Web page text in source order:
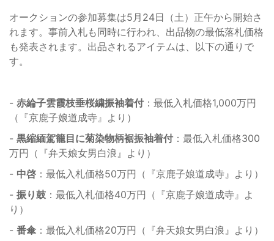
オークションの参加募集は5月24日（土）正午から開始さ
れます。事前入札も同時に行われ、出品物の最低落札価格
も発表されます。出品されるアイテムは、以下の通りで
す。
- 赤綸子雲霞枝垂桜繍振袖着付：最低入札価格1,000万円
（『京鹿子娘道成寺』より）
- 黒縮緬駕籠目に菊染物柄裾振袖着付：最低入札価格300
万円（『弁天娘女男白浪』より）
- 中啓 ：最低入札価格50万円（『京鹿子娘道成寺』より）
- 振り鼓 ：最低入札価格40万円（『京鹿子娘道成寺』よ
り）
- 番傘 ：最低入札価格20万円（『弁天娘女男白浪』より）